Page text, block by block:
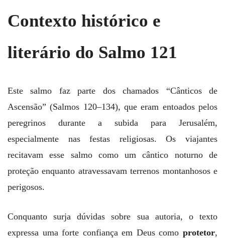
Contexto histórico e
literário do Salmo 121
Este salmo faz parte dos chamados “Cânticos de
Ascensão” (Salmos 120–134), que eram entoados pelos
peregrinos durante a subida para Jerusalém,
especialmente nas festas religiosas. Os viajantes
recitavam esse salmo como um cântico noturno de
proteção enquanto atravessavam terrenos montanhosos e
perigosos.
Conquanto surja dúvidas sobre sua autoria, o texto
expressa uma forte confiança em Deus como protetor,